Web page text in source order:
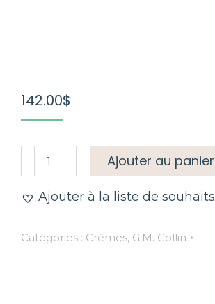
142.00$
quantité
de
Bota-
Crème
Ajouter au panier
Ajouter à la liste de souhaits
Catégories : Crèmes, G.M. Collin